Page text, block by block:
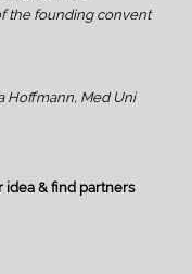
the founding convent
Hoffmann, Med Uni
idea & find partners